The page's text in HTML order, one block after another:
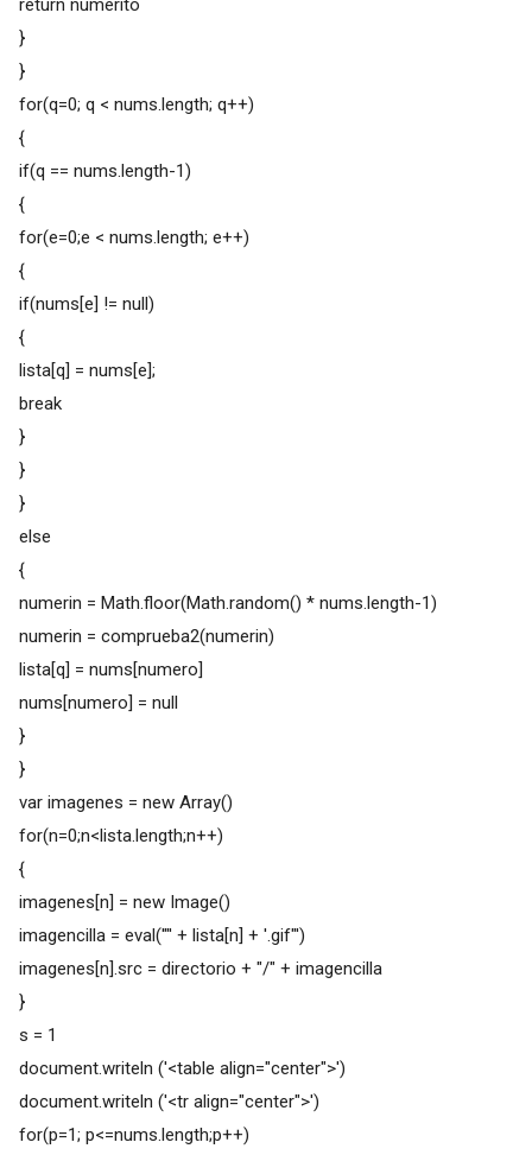
return numerito
}
}
for(q=0; q < nums.length; q++)
{
if(q == nums.length-1)
{
for(e=0;e < nums.length; e++)
{
if(nums[e] != null)
{
lista[q] = nums[e];
break
}
}
}
else
{
numerin = Math.floor(Math.random() * nums.length-1)
numerin = comprueba2(numerin)
lista[q] = nums[numero]
nums[numero] = null
}
}
var imagenes = new Array()
for(n=0;n<lista.length;n++)
{
imagenes[n] = new Image()
imagencilla = eval('"' + lista[n] + '.gif"')
imagenes[n].src = directorio + "/" + imagencilla
}
s = 1
document.writeln ('<table align="center">')
document.writeln ('<tr align="center">')
for(p=1; p<=nums.length;p++)